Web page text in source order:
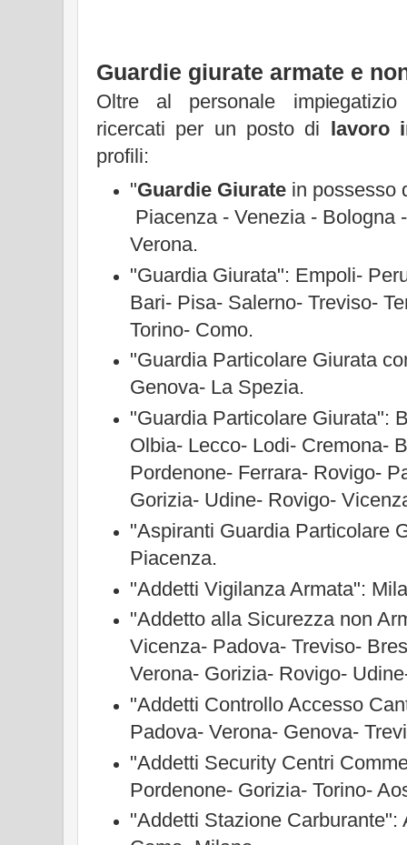
Guardie giurate armate e
Oltre al personale
ricercati per un posto di lavoro
profili:
"Guardie Giurate in possesso
Piacenza - Venezia - Bologna
Verona.
"Guardia Giurata": Empoli-
Bari- Pisa- Salerno- Treviso-
Torino- Como.
"Guardia Particolare Giurata
Genova- La Spezia.
"Guardia Particolare Giurata":
Olbia- Lecco- Lodi- Cremona-
Pordenone- Ferrara- Rovigo-
Gorizia- Udine- Rovigo-
"Aspiranti Guardia Particolare
Piacenza.
"Addetti Vigilanza Armata":
"Addetto alla Sicurezza non
Vicenza- Padova- Treviso-
Verona- Gorizia- Rovigo-
"Addetti Controllo Accesso
Padova- Verona- Genova-
"Addetti Security Centri
Pordenone- Gorizia- Torino-
"Addetti Stazione Carburante":